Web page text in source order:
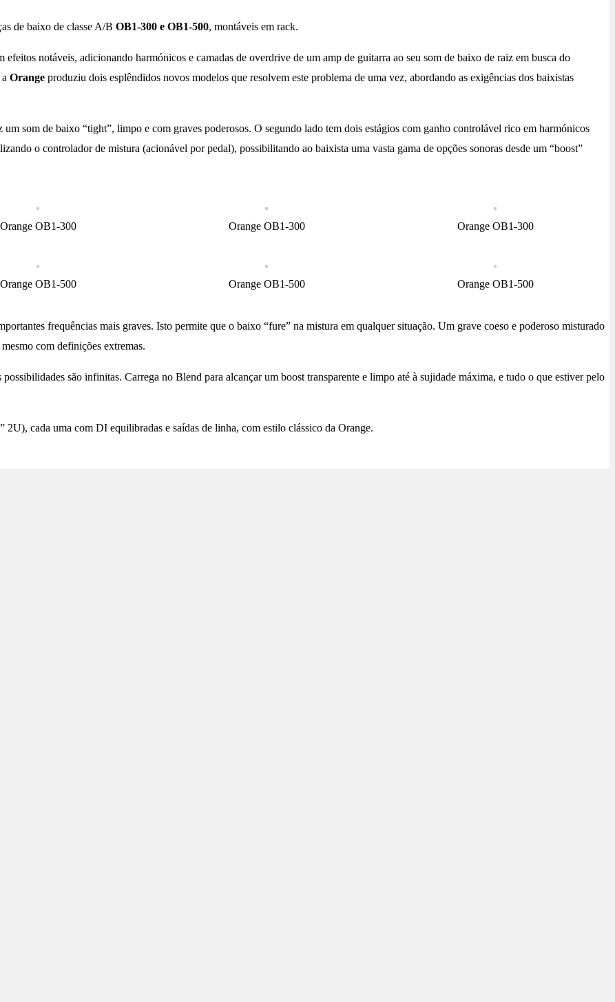
de baixo de classe A/B OB1-300 e OB1-500, montáveis em rack.
notáveis, adicionando harmónicos e camadas de overdrive de um amp de guitarra ao seu som de baixo de raiz em busca do
Orange produziu dois esplêndidos novos modelos que resolvem este problema de uma vez, abordando as exigências dos baixistas
som de baixo “tight”, limpo e com graves poderosos. O segundo lado tem dois estágios com ganho controlável rico em harmónicos
o controlador de mistura (acionável por pedal), possibilitando ao baixista uma vasta gama de opções sonoras desde um “boost”
Orange OB1-300 Orange OB1-300 Orange OB1-300
Orange OB1-500 Orange OB1-500 Orange OB1-500
frequências mais graves. Isto permite que o baixo “fure” na mistura em qualquer situação. Um grave coeso e poderoso misturado
com definições extremas.
são infinitas. Carrega no Blend para alcançar um boost transparente e limpo até à sujidade máxima, e tudo o que estiver pelo
2U), cada uma com DI equilibradas e saídas de linha, com estilo clássico da Orange.